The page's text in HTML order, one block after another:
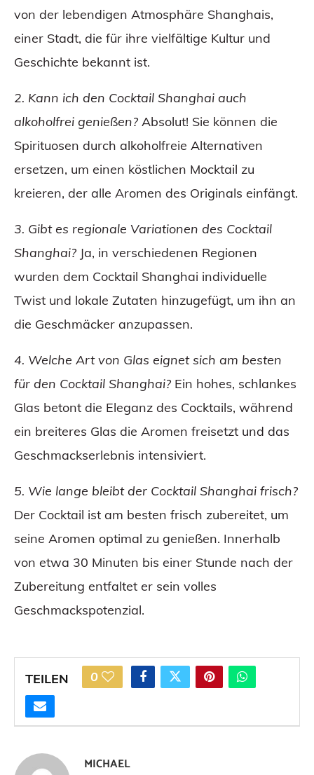
von der lebendigen Atmosphäre Shanghais,
einer Stadt, die für ihre vielfältige Kultur und
Geschichte bekannt ist.
2. Kann ich den Cocktail Shanghai auch
alkoholfrei genießen? Absolut! Sie können die
Spirituosen durch alkoholfreie Alternativen
ersetzen, um einen köstlichen Mocktail zu
kreieren, der alle Aromen des Originals einfängt.
3. Gibt es regionale Variationen des Cocktail
Shanghai? Ja, in verschiedenen Regionen
wurden dem Cocktail Shanghai individuelle
Twist und lokale Zutaten hinzugefügt, um ihn an
die Geschmäcker anzupassen.
4. Welche Art von Glas eignet sich am besten
für den Cocktail Shanghai? Ein hohes, schlankes
Glas betont die Eleganz des Cocktails, während
ein breiteres Glas die Aromen freisetzt und das
Geschmackserlebnis intensiviert.
5. Wie lange bleibt der Cocktail Shanghai frisch?
Der Cocktail ist am besten frisch zubereitet, um
seine Aromen optimal zu genießen. Innerhalb
von etwa 30 Minuten bis einer Stunde nach der
Zubereitung entfaltet er sein volles
Geschmackspotenzial.
TEILEN 0
MICHAEL